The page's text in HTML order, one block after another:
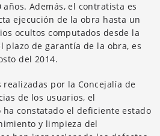
Además, el contratista es
ejecución de la obra hasta un
ocultos computados desde la
plazo de garantía de la obra, es
del 2014.
por la Concejalía de
de los usuarios, el
constatado el deficiente estado
y limpieza del